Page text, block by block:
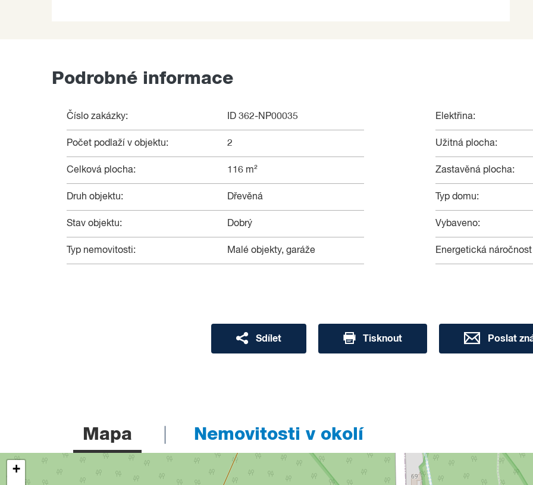
Podrobné informace
Číslo zakázky: ID 362-NP00035
Počet podlaží v objektu: 2
Celková plocha: 116 m²
Druh objektu: Dřevěná
Stav objektu: Dobrý
Typ nemovitosti: Malé objekty, garáže
Elektřina:
Užitná plocha:
Zastavěná plocha:
Typ domu:
Vybaveno:
Energetická
Sdílet Tisknout Poslat
Mapa Nemovitosti v okolí
+